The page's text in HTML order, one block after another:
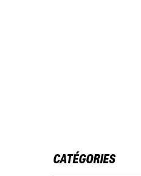
CATÉGORIES